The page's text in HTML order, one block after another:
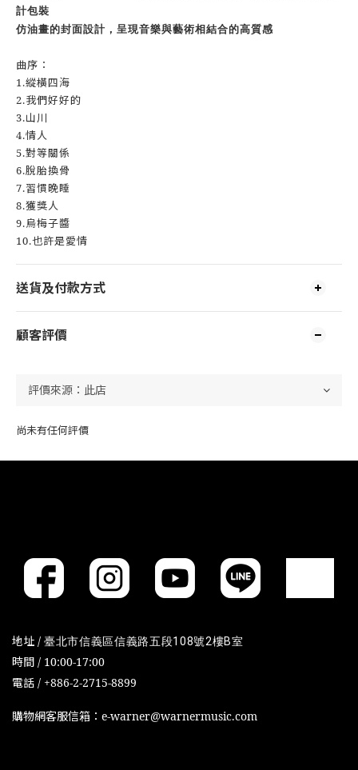
計包裝
仿油畫的封面設計 ， 呈現音樂與藝術相結合的高質感
曲序：
1.縱橫四海
2.我們好好的
3.山川
4.情人
5.對等關係
6.脫胎換骨
7.習慣晚睡
8.獲獎人
9.烏梅子醬
10.也許是愛情
送貨及付款方式
顧客評價
尚未有任何評價
地址 / 臺北市信義區信義路五段108號2樓B室
時間 / 10:00-17:00
電話 / +886-2-2715-8899
購物網客服信箱：e-warner@warnermusic.com